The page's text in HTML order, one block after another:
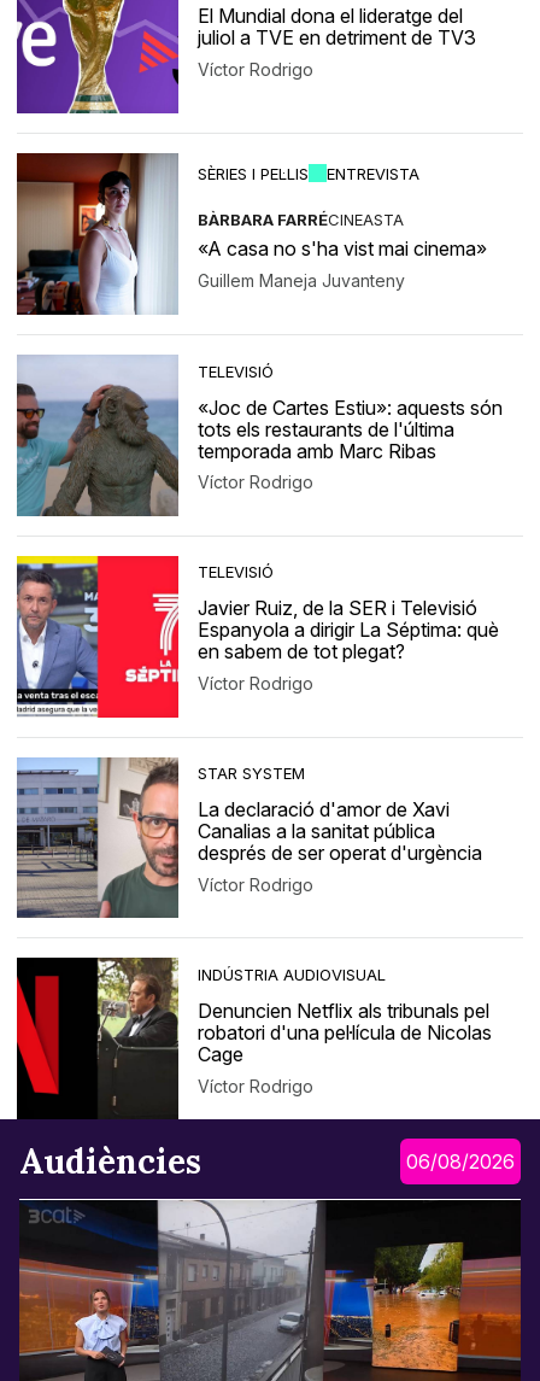
El Mundial dona el lideratge del
juliol a TVE en detriment de TV3
Víctor Rodrigo
SÈRIES I PEL·LIS ENTREVISTA
BÀRBARA FARRÉCINEASTA
«A casa no s'ha vist mai cinema»
Guillem Maneja Juvanteny
TELEVISIÓ
«Joc de Cartes Estiu»: aquests són
tots els restaurants de l'última
temporada amb Marc Ribas
Víctor Rodrigo
TELEVISIÓ
Javier Ruiz, de la SER i Televisió
Espanyola a dirigir La Séptima: què
en sabem de tot plegat?
Víctor Rodrigo
STAR SYSTEM
La declaració d'amor de Xavi
Canalias a la sanitat pública
després de ser operat d'urgència
Víctor Rodrigo
INDÚSTRIA AUDIOVISUAL
Denuncien Netflix als tribunals pel
robatori d'una pel·lícula de Nicolas
Cage
Víctor Rodrigo
Audiències 06/08/2026